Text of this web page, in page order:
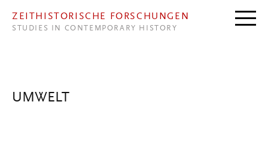
ZEITHISTORISCHE FORSCHUNGEN
STUDIES IN CONTEMPORARY HISTORY
UMWELT